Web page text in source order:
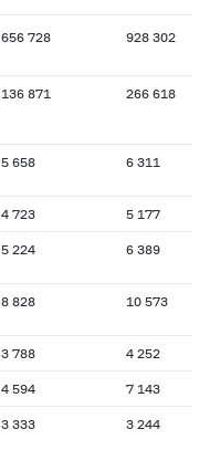
656 728 928 302
136 871 266 618
5 658 6 311
4 723 5 177
5 224 6 389
8 828 10 573
3 788 4 252
4 594 7 143
3 333 3 244